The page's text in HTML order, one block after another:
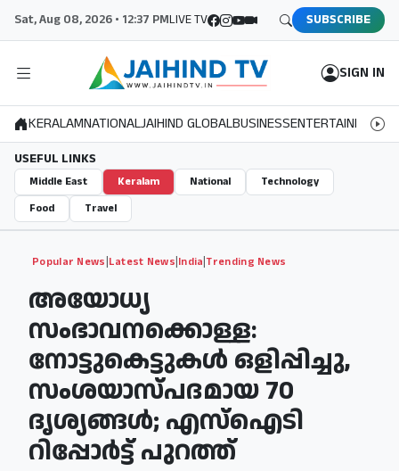
Sat, Aug 08, 2026 • 12:37 PMLIVE TV SUBSCRIBE
SIGN IN
KERALAMNATIONALJAIHIND GLOBALBUSINESSENTERTAINMENT
USEFUL LINKS
Middle East Keralam National
Technology
Food
Travel
Popular News|Latest News|India|Trending News
അയോധ്യ
സംഭാവനക്കൊള്ള:
നോട്ടുകെട്ടുകള്‍ ഒളിപ്പിച്ചു,
സംശയാസ്പദമായ 70
ദൃശ്യങ്ങള്‍; എസ്‌ഐടി
റിപ്പോര്‍ട്ട് പുറത്ത്